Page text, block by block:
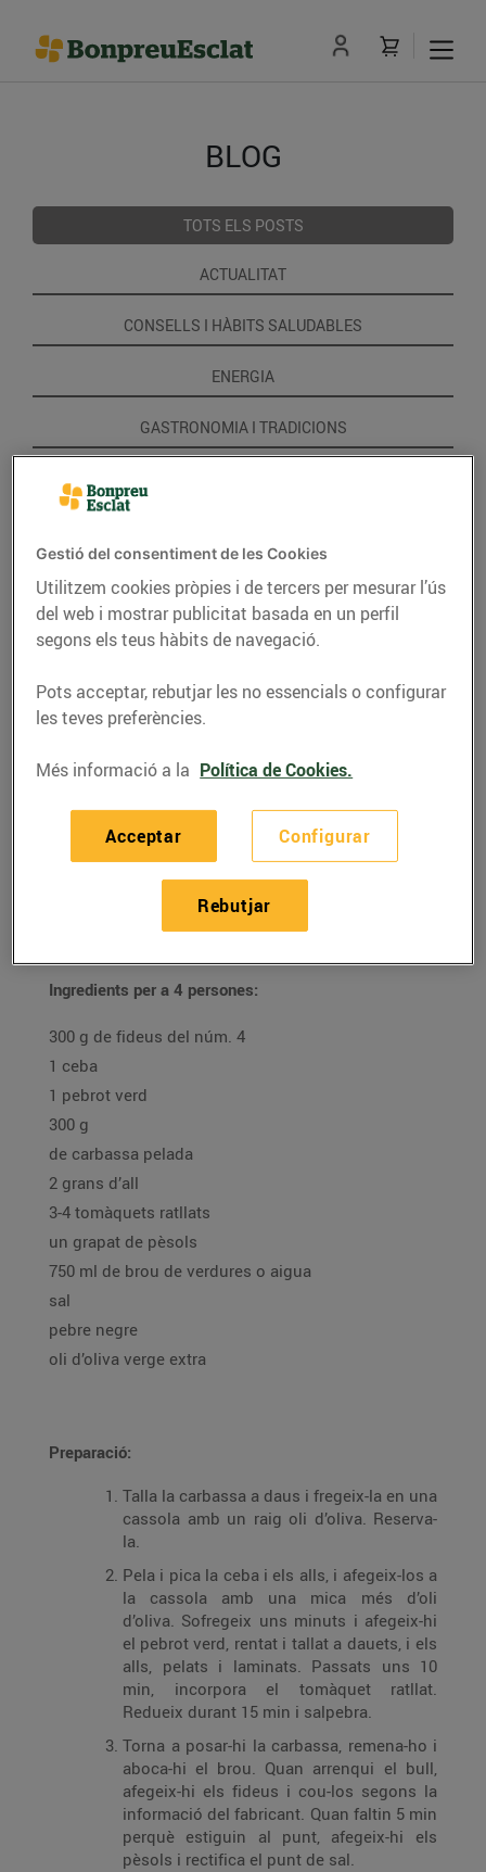
BLOG
TOTS ELS POSTS
ACTUALITAT
CONSELLS I HÀBITS SALUDABLES
ENERGIA
GASTRONOMIA I TRADICIONS
Fideus a la cassola amb
carbassa
Ingredients per a 4 persones:
300 g de fideus del núm. 4
1 ceba
1 pebrot verd
300 g
de carbassa pelada
2 grans d’all
3-4 tomàquets ratllats
un grapat de pèsols
750 ml de brou de verdures o aigua
sal
pebre negre
oli d’oliva verge extra
Preparació:
Talla la carbassa a daus i fregeix-la en una
cassola amb un raig oli d’oliva. Reserva-
la.
Pela i pica la ceba i els alls, i afegeix-los a
la cassola amb una mica més d’oli
d’oliva. Sofregeix uns minuts i afegeix-hi
el pebrot verd, rentat i tallat a dauets, i els
alls, pelats i laminats. Passats uns 10
min, incorpora el tomàquet ratllat.
Redueix durant 15 min i salpebra.
Torna a posar-hi la carbassa, remena-ho i
aboca-hi el brou. Quan arrenqui el bull,
afegeix-hi els fideus i cou-los segons la
informació del fabricant. Quan faltin 5 min
perquè estiguin al punt, afegeix-hi els
pèsols i rectifica el punt de sal.
Gestió del consentiment de les Cookies
Utilitzem cookies pròpies i de tercers per mesurar l’ús
del web i mostrar publicitat basada en un perfil
segons els teus hàbits de navegació.
Pots acceptar, rebutjar les no essencials o configurar
les teves preferències.
Més informació a la Política de Cookies.
Configurar
Rebutjar
Acceptar